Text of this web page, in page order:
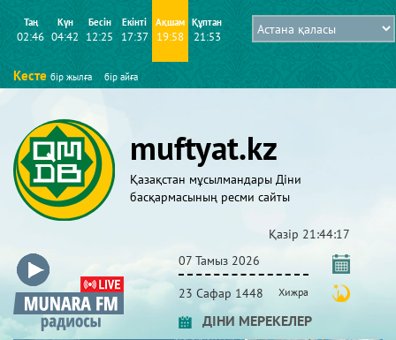
Таң
02:46
Күн
04:42
Бесін
12:25
Екінті
17:37
Ақшам
19:58
Құптан
21:53
Кесте бір жылға бір айға
muftyat.kz
Қазақстан мұсылмандары Діни
басқармасының ресми сайты
Қазір 21:44:17
07 Тамыз 2026
23 Сафар 1448 Хижра
ДІНИ МЕРЕКЕЛЕР